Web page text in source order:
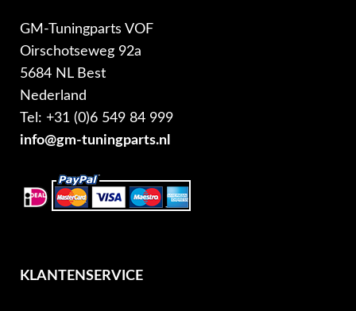
GM-Tuningparts VOF
Oirschotseweg 92a
5684 NL Best
Nederland
Tel: +31 (0)6 549 84 999
info@gm-tuningparts.nl
KLANTENSERVICE